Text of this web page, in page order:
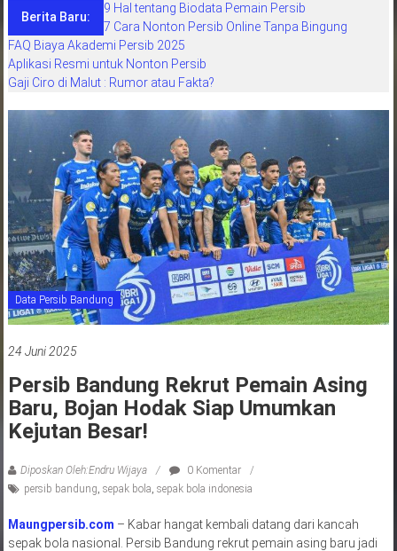
situs
berita
khusus
sepakbola
bandung
barat
indonesia
Berita Baru:
9 Hal tentang Biodata Pemain Persib
7 Cara Nonton Persib Online Tanpa Bingung
FAQ Biaya Akademi Persib 2025
Aplikasi Resmi untuk Nonton Persib
Gaji Ciro di Malut : Rumor atau Fakta?
Data Persib Bandung
24 Juni 2025
Persib Bandung Rekrut Pemain Asing
Baru, Bojan Hodak Siap Umumkan
Kejutan Besar!
Diposkan Oleh:Endru Wijaya
0 Komentar
persib bandung sepak bola sepak bola indonesia
Maungpersib.com – Kabar hangat kembali datang dari kancah
sepak bola nasional. Persib Bandung rekrut pemain asing baru jadi